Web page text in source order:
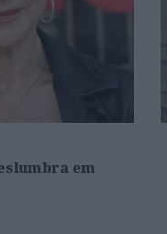
em